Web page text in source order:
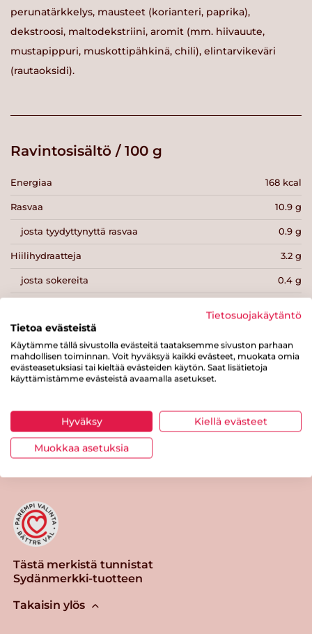
perunatärkkelys, mausteet (korianteri, paprika),
dekstroosi, maltodekstriini, aromit (mm. hiivauute,
mustapippuri, muskottipähkinä, chili), elintarvikeväri
(rautaoksidi).
Ravintosisältö / 100 g
Energiaa 168 kcal
Rasvaa 10.9 g
josta tyydyttynyttä rasvaa 0.9 g
Hiilihydraatteja 3.2 g
josta sokereita 0.4 g
Proteiinia
Suolaa 1.5 g
Tulosta sivu Jaa tuote
Tästä merkistä tunnistat
Sydänmerkki-tuotteen
Takaisin ylös
Tietosuojakäytäntö
Tietoa evästeistä
Käytämme tällä sivustolla evästeitä taataksemme sivuston parhaan
mahdollisen toiminnan. Voit hyväksyä kaikki evästeet, muokata omia
evästeasetuksiasi tai kieltää evästeiden käytön. Saat lisätietoja
käyttämistämme evästeistä avaamalla asetukset.
Hyväksy Kiellä evästeet
Muokkaa asetuksia